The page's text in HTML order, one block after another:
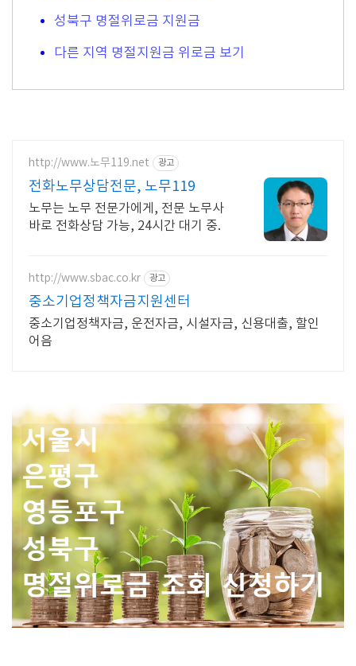
성북구 명절위로금 지원금
다른 지역 명절지원금 위로금 보기
http://www.노무119.net 광고
전화노무상담전문, 노무119
노무는 노무 전문가에게, 전문 노무사
바로 전화상담 가능, 24시간 대기 중.
http://www.sbac.co.kr 광고
중소기업정책자금지원센터
중소기업정책자금, 운전자금, 시설자금, 신용대출, 할인
어음